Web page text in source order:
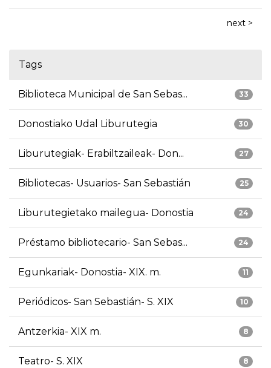
next >
Tags
33
Biblioteca Municipal de San Sebas...
30
Donostiako Udal Liburutegia
27
Liburutegiak- Erabiltzaileak- Don...
25
Bibliotecas- Usuarios- San Sebastián
24
Liburutegietako mailegua- Donostia
24
Préstamo bibliotecario- San Sebas...
11
Egunkariak- Donostia- XIX. m.
10
Periódicos- San Sebastián- S. XIX
8
Antzerkia- XIX m.
8
Teatro- S. XIX